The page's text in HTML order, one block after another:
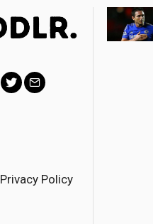
l
Privacy Policy